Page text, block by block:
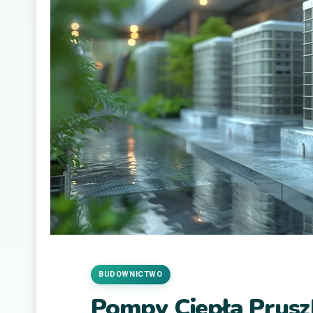
BUDOWNICTWO